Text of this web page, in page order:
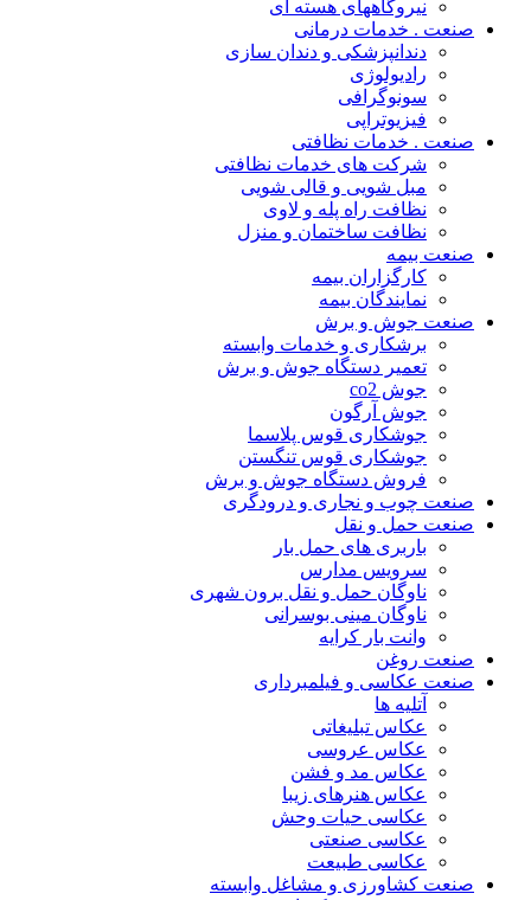
نیروگاههای هسته ای
صنعت . خدمات درمانی
دندانپزشکی و دندان سازی
رادیولوژی
سونوگرافی
فیزیوتراپی
صنعت . خدمات نظافتی
شرکت های خدمات نظافتی
مبل شویی و قالی شویی
نظافت راه پله و لاوی
نظافت ساختمان و منزل
صنعت بیمه
کارگزاران بیمه
نمایندگان بیمه
صنعت جوش و برش
برشکاری و خدمات وابسته
تعمیر دستگاه جوش و برش
جوش co2
جوش آرگون
جوشکاری قوس پلاسما
جوشکاری قوس تنگستن
فروش دستگاه جوش و برش
صنعت چوب و نجاری و درودگری
صنعت حمل و نقل
باربری های حمل بار
سرویس مدارس
ناوگان حمل و نقل برون شهری
ناوگان مینی بوسرانی
وانت بار کرایه
صنعت روغن
صنعت عکاسی و فیلمبرداری
آتلیه ها
عکاس تبلیغاتی
عکاس عروسی
عکاس مد و فشن
عکاس هنرهای زیبا
عکاسی حیات وحش
عکاسی صنعتی
عکاسی طبیعت
صنعت کشاورزی و مشاغل وابسته